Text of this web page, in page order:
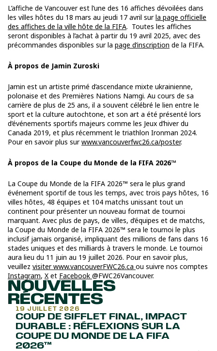
L’affiche de Vancouver est l’une des 16 affiches dévoilées dans
les villes hôtes du 18 mars au jeudi 17 avril surla page officielle
des affiches de la ville hôte de la FIFA. Toutes les affiches
seront disponibles à l’achat à partir du 19 avril 2025, avec des
précommandes disponibles sur la page d’inscription de la FIFA.
À propos de Jamin Zuroski
Jamin est un artiste primé d’ascendance mixte ukrainienne,
polonaise et des Premières Nations Namgi. Au cours de sa
carrière de plus de 25 ans, il a souvent célébré le lien entre le
sport et la culture autochtone, et son art a été présenté lors
d’événements sportifs majeurs comme les Jeux d’hiver du
Canada 2019, et plus récemment le triathlon Ironman 2024.
Pour en savoir plus surwww.vancouverfwc26.ca/poster.
À propos de la Coupe du Monde de la FIFA 2026™
La Coupe du Monde de la FIFA 2026™ sera le plus grand
événement sportif de tous les temps, avec trois pays hôtes, 16
villes hôtes, 48 équipes et 104 matchs unissant tout un
continent pour présenter un nouveau format de tournoi
marquant. Avec plus de pays, de villes, d’équipes et de matchs,
la Coupe du Monde de la FIFA 2026™ sera le tournoi le plus
inclusif jamais organisé, impliquant des millions de fans dans 16
stades uniques et des milliards à travers le monde. Le tournoi
aura lieu du 11 juin au 19 juillet 2026. Pour en savoir plus,
veuillez visiter www.vancouverFWC26.ca ou suivre nos comptes
Instagram, X et Facebook @FWC26Vancouver.
NOUVELLES
RÉCENTES
19 JUILLET 2026
COUP DE SIFFLET FINAL, IMPACT
DURABLE : RÉFLEXIONS SUR LA
COUPE DU MONDE DE LA FIFA
2026™